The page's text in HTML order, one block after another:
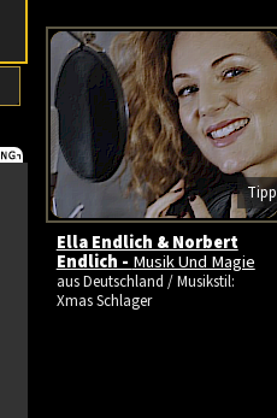
Tipp
Ella Endlich & Norbert
Endlich - Musik Und Magie
aus Deutschland / Musikstil:
Xmas Schlager